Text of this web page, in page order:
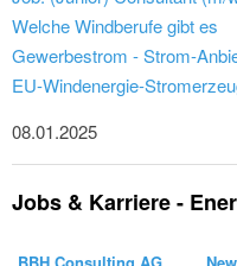
Welche Windberufe gibt es
Gewerbestrom - Strom-
EU-Windenergie-
08.01.2025
Jobs & Karriere -